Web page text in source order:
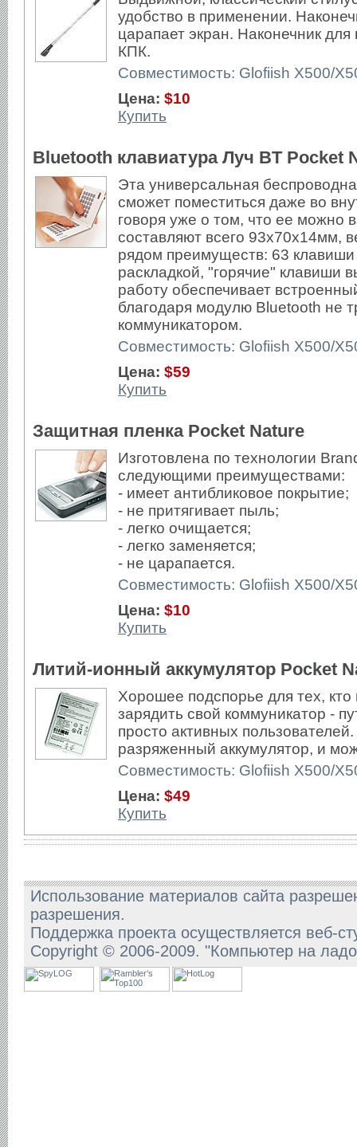
удобство в применении.
царапает экран. Наконечник для
КПК.
Совместимость: Glofiish X500/
Цена: $10
Купить
Bluetooth клавиатура Луч BT Pocket
Эта универсальная
сможет поместиться даже во
говоря уже о том, что ее можно
составляют всего 93x70x14мм,
рядом преимуществ: 63
раскладкой, "горячие" клавиши
работу обеспечивает
благодаря модулю Bluetooth не
коммуникатором.
Совместимость: Glofiish X500/
Цена: $59
Купить
Защитная пленка Pocket Nature
Изготовлена по технологии
следующими преимуществами:
- имеет антибликовое покрытие;
- не притягивает пыль;
- легко очищается;
- легко заменяется;
- не царапается.
Совместимость: Glofiish X500/
Цена: $10
Купить
Литий-ионный аккумулятор Pocket
Хорошее подспорье для тех,
зарядить свой коммуникатор -
просто активных
разряженный аккумулятор, и
Совместимость: Glofiish X500/
Цена: $49
Купить
Использование материалов сайта
разрешения.
Поддержка проекта осуществляется веб-
Copyright © 2006-2009. "Компьютер на